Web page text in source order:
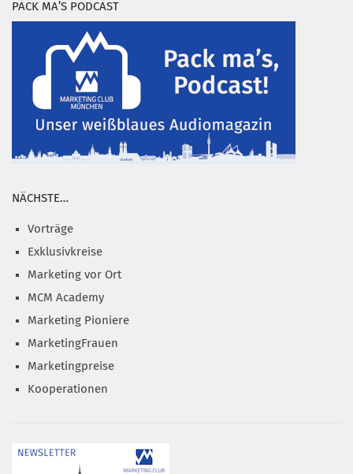
PACK MA’S PODCAST
NÄCHSTE…
Vorträge
Exklusivkreise
Marketing vor Ort
MCM Academy
Marketing Pioniere
MarketingFrauen
Marketingpreise
Kooperationen